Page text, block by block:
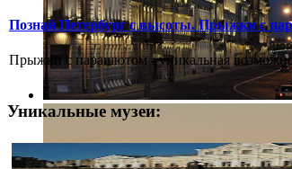
Познай Петербург с высоты. Прыжки с
Прыжки с парашютом - уникальная
Уникальные музеи: